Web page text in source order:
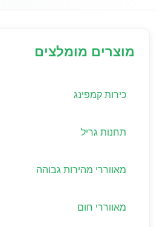
מוצרים מומלצים
כירות קמפינג
תחנות גריל
מאווררי מהירות גבוהה
מאווררי חום